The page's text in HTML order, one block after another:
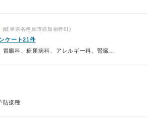
(岐阜県各務原市那加桐野町)
ケート21件
防接種